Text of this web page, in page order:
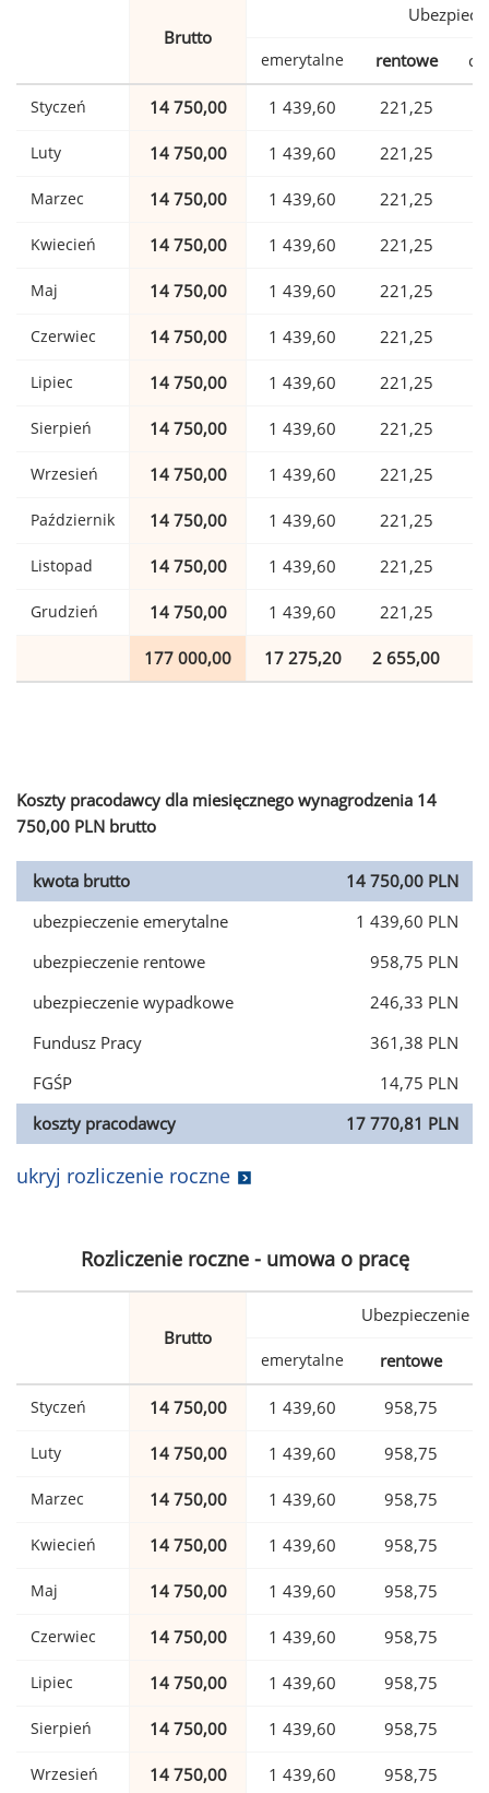
Brutto
emerytalne rentowe
Styczeń 14 750,00 1 439,60 221,25
Luty 14 750,00 1 439,60 221,25
Marzec 14 750,00 1 439,60 221,25
Kwiecień 14 750,00 1 439,60 221,25
Maj 14 750,00 1 439,60 221,25
Czerwiec 14 750,00 1 439,60 221,25
Lipiec 14 750,00 1 439,60 221,25
Sierpień 14 750,00 1 439,60 221,25
Wrzesień 14 750,00 1 439,60 221,25
Październik 14 750,00 1 439,60 221,25
Listopad 14 750,00 1 439,60 221,25
Grudzień 14 750,00 1 439,60 221,25
177 000,00 17 275,20 2 655,00
Koszty pracodawcy dla miesięcznego wynagrodzenia 14
750,00 PLN brutto
kwota brutto
14 750,00 PLN
ubezpieczenie emerytalne
1 439,60 PLN
ubezpieczenie rentowe
958,75 PLN
ubezpieczenie wypadkowe
246,33 PLN
Fundusz Pracy
361,38 PLN
FGŚP
14,75 PLN
koszty pracodawcy
17 770,81 PLN
ukryj rozliczenie roczne
Rozliczenie roczne - umowa o pracę
Brutto
Ubezpieczenie
emerytalne rentowe
Styczeń 14 750,00 1 439,60 958,75
Luty 14 750,00 1 439,60 958,75
Marzec 14 750,00 1 439,60 958,75
Kwiecień 14 750,00 1 439,60 958,75
Maj 14 750,00 1 439,60 958,75
Czerwiec 14 750,00 1 439,60 958,75
Lipiec 14 750,00 1 439,60 958,75
Sierpień 14 750,00 1 439,60 958,75
Wrzesień 14 750,00 1 439,60 958,75